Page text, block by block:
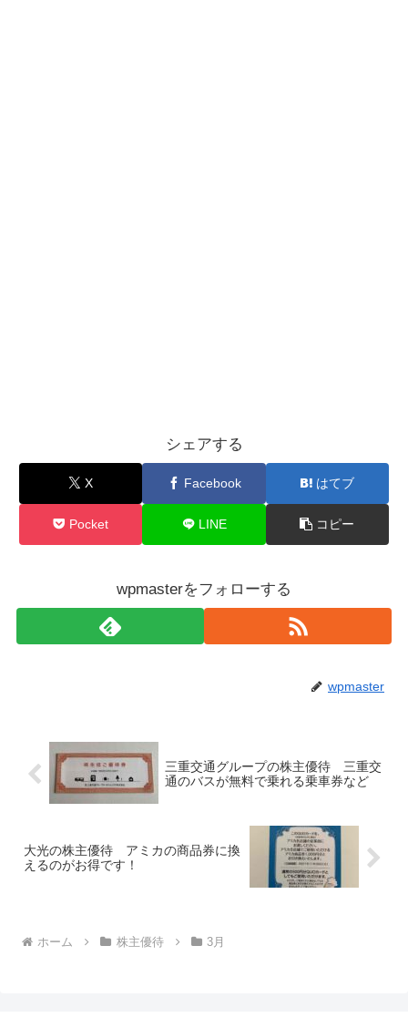
シェアする
X Facebook はてブ
Pocket LINE コピー
wpmasterをフォローする
wpmaster
三重交通グループの株主優待 三重交
通のバスが無料で乗れる乗車券など
大光の株主優待 アミカの商品券に換
えるのがお得です！
ホーム 株主優待 3月